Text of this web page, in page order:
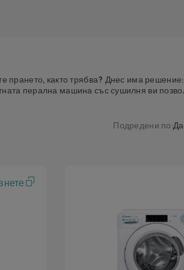
прането, както трябва? Днес има
перална машина със сушилня ви
Подредени по: